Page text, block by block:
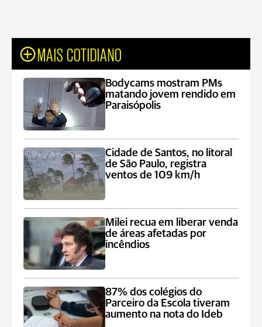
MAIS COTIDIANO
Bodycams mostram PMs
matando jovem rendido em
Paraisópolis
Cidade de Santos, no litoral
de São Paulo, registra
ventos de 109 km/h
Milei recua em liberar venda
de áreas afetadas por
incêndios
87% dos colégios do
Parceiro da Escola tiveram
aumento na nota do Ideb